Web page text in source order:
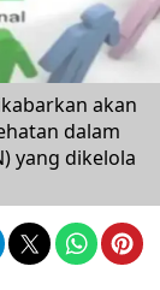
akan
dalam
yang dikelola